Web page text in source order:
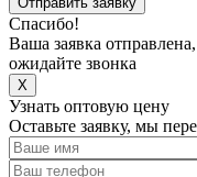
Спасибо!
Ваша заявка отправлена,
ожидайте звонка
X
Узнать оптовую цену
Оставьте заявку, мы